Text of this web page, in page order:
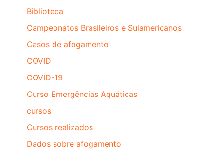
Biblioteca
Campeonatos Brasileiros e Sulamericanos
Casos de afogamento
COVID
COVID-19
Curso Emergências Aquáticas
cursos
Cursos realizados
Dados sobre afogamento